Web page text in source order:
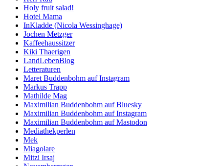
Holy fruit salad!
Hotel Mama
InKladde (Nicola Wessinghage)
Jochen Metzger
Kaffeehaussitzer
Kiki Thaerigen
LandLebenBlog
Letteraturen
Maret Buddenbohm auf Instagram
Markus Trapp
Mathilde Mag
Maximilian Buddenbohm auf Bluesky
Maximilian Buddenbohm auf Instagram
Maximilian Buddenbohm auf Mastodon
Mediathekperlen
Mek
Miagolare
Mitzi Irsaj